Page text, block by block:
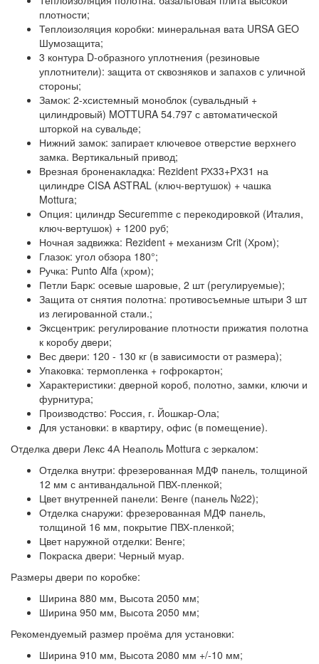
плотности;
Теплоизоляция коробки: минеральная вата URSA GEO
Шумозащита;
3 контура D-образного уплотнения (резиновые
уплотнители): защита от сквозняков и запахов с уличной
стороны;
Замок: 2-хсистемный моноблок (сувальдный +
цилиндровый) MOTTURA 54.797 с автоматической
шторкой на сувальде;
Нижний замок: запирает ключевое отверстие верхнего
замка. Вертикальный привод;
Врезная броненакладка: Rezident РХ33+PХ31 на
цилиндре CISA ASTRAL (ключ-вертушок) + чашка
Mottura;
Опция: цилиндр Securemme с перекодировкой (Италия,
ключ-вертушок) + 1200 руб;
Ночная задвижка: Rezident + механизм Crit (Хром);
Глазок: угол обзора 180°;
Ручка: Punto Alfa (хром);
Петли Барк: осевые шаровые, 2 шт (регулируемые);
Защита от снятия полотна: противосъемные штыри 3 шт
из легированной стали.;
Эксцентрик: регулирование плотности прижатия полотна
к коробу двери;
Вес двери: 120 - 130 кг (в зависимости от размера);
Упаковка: термопленка + гофрокартон;
Характеристики: дверной короб, полотно, замки, ключи и
фурнитура;
Производство: Россия, г. Йошкар-Ола;
Для установки: в квартиру, офис (в помещение).
Отделка двери Лекс 4А Неаполь Mottura с зеркалом:
Отделка внутри: фрезерованная МДФ панель, толщиной
12 мм с антивандальной ПВХ-пленкой;
Цвет внутренней панели: Венге (панель №22);
Отделка снаружи: фрезерованная МДФ панель,
толщиной 16 мм, покрытие ПВХ-пленкой;
Цвет наружной отделки: Венге;
Покраска двери: Черный муар.
Размеры двери по коробке:
Ширина 880 мм, Высота 2050 мм;
Ширина 950 мм, Высота 2050 мм;
Рекомендуемый размер проёма для установки:
Ширина 910 мм, Высота 2080 мм +/-10 мм;